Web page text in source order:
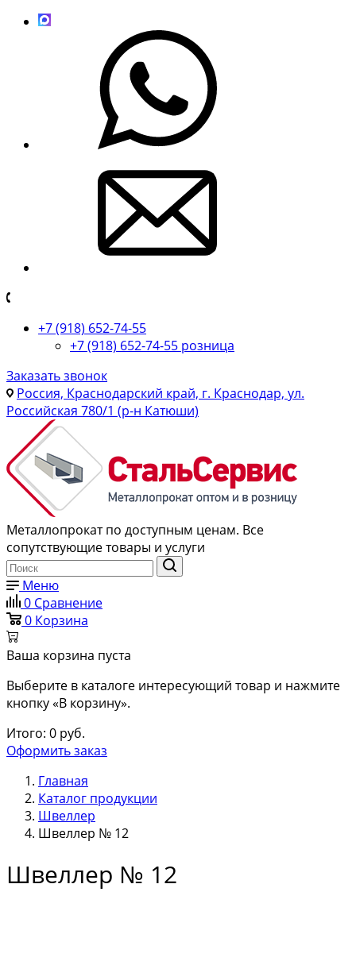
+7 (918) 652-74-55
+7 (918) 652-74-55 розница
Заказать звонок
Россия, Краснодарский край, г. Краснодар, ул.
Российская 780/1 (р-н Катюши)
Металлопрокат по доступным ценам. Все
сопутствующие товары и услуги
Меню
0 Сравнение
0 Корзина
Ваша корзина пуста
Выберите в каталоге интересующий товар и нажмите
кнопку «В корзину».
Итого: 0 руб.
Оформить заказ
Главная
Каталог продукции
Швеллер
Швеллер № 12
Швеллер № 12